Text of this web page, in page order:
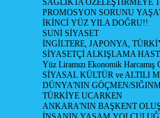
SAGLIKTA ÖZELEŞTİRMEYE
PROMOSYON SORUNU
İKİNCİ YÜZ YILA DOĞRU!!
SUNİ SİYASET
İNGİLTERE, JAPONYA,
SİYASETÇİ ALKIŞLAMA
Yüz Liramızı Ekonomik Harcamış
SİYASAL KÜLTÜR ve ALTILI
DÜNYA'NIN GÖÇMEN/
TÜRKİYE UCARKEN
ANKARA'NIN BAŞKENT